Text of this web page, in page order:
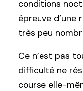
conditions
épreuve d’une
très peu
Ce n’est pas
difficulté ne
course elle-